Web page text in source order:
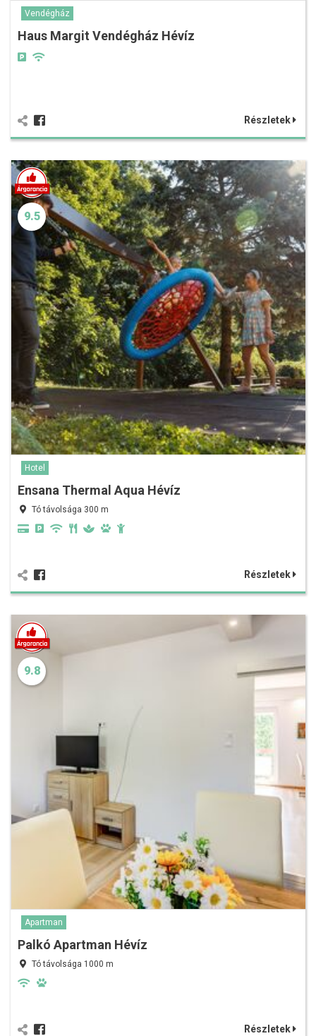
Vendégház
Haus Margit Vendégház Hévíz
Részletek
9.5
Hotel
Ensana Thermal Aqua Hévíz
Tó távolsága 300 m
Részletek
9.8
Apartman
Palkó Apartman Hévíz
Tó távolsága 1000 m
Részletek